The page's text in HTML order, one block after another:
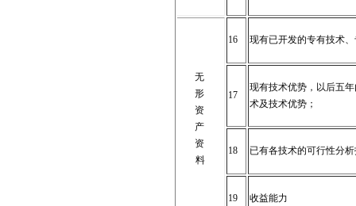
无
形
资
产
资
料
16 现有已开发的专有技术
17
现有技术优势，以后五
术及技术优势；
18 已有各技术的可行性分
19 收益能力